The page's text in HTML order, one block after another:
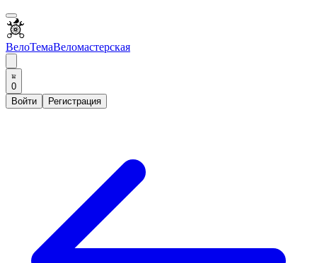
ВелоТемаВеломастерская
0
Войти
Регистрация